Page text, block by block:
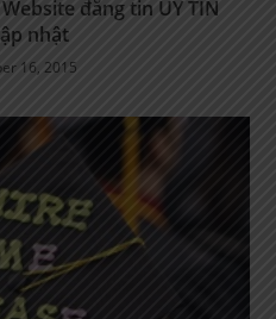
đăng tin UY TÍN
nhật
16, 2015